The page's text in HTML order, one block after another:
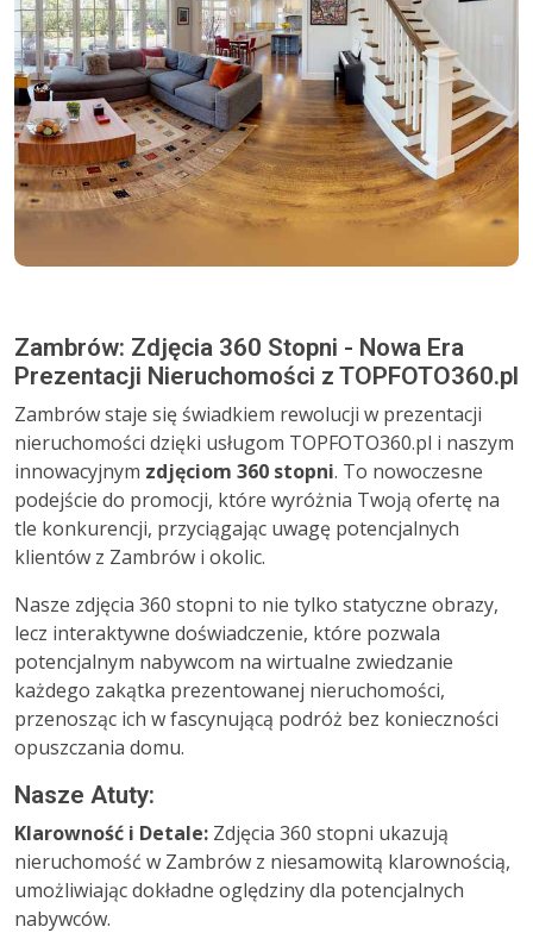
Zambrów: Zdjęcia 360 Stopni - Nowa Era
Prezentacji Nieruchomości z TOPFOTO360.pl
Zambrów staje się świadkiem rewolucji w prezentacji
nieruchomości dzięki usługom TOPFOTO360.pl i naszym
innowacyjnym zdjęciom 360 stopni. To nowoczesne
podejście do promocji, które wyróżnia Twoją ofertę na
tle konkurencji, przyciągając uwagę potencjalnych
klientów z Zambrów i okolic.
Nasze zdjęcia 360 stopni to nie tylko statyczne obrazy,
lecz interaktywne doświadczenie, które pozwala
potencjalnym nabywcom na wirtualne zwiedzanie
każdego zakątka prezentowanej nieruchomości,
przenosząc ich w fascynującą podróż bez konieczności
opuszczania domu.
Nasze Atuty:
Klarowność i Detale: Zdjęcia 360 stopni ukazują
nieruchomość w Zambrów z niesamowitą klarownością,
umożliwiając dokładne oględziny dla potencjalnych
nabywców.